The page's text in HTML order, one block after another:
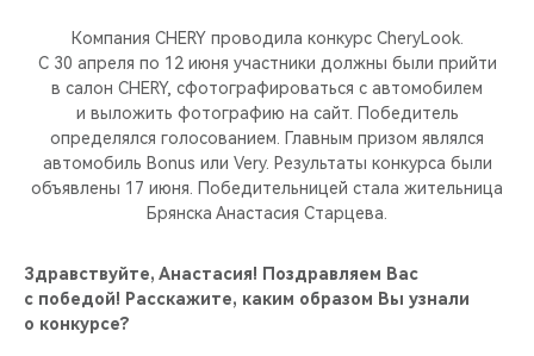
СЕДАНЫ
НОВИНКИ
КРЕДИТ И СТРАХОВАНИЕ
ЗАПЧАСТИ И АКСЕССУАРЫ
ПОДДЕРЖКА
CHERY CONNECT
О БРЕНДЕ
CHERY В СОЦСЕТЯХ
ЛЮДИ CHERY
БЛАГОТВОРИТЕЛЬНОСТЬ
CHERY REMOTE
CHERY И СПОРТ
КРЕДИТ
МЫ В СОЦСЕТЯХ
Компания CHERY проводила конкурс CheryLook.
С 30 апреля по 12 июня участники должны были прийти
в салон CHERY, сфотографироваться с автомобилем
и выложить фотографию на сайт. Победитель
определялся голосованием. Главным призом являлся
автомобиль Bonus или Very. Результаты конкурса были
объявлены 17 июня. Победительницей стала жительница
Брянска Анастасия Старцева.
Здравствуйте, Анастасия! Поздравляем Вас
с победой! Расскажите, каким образом Вы узнали
о конкурсе?